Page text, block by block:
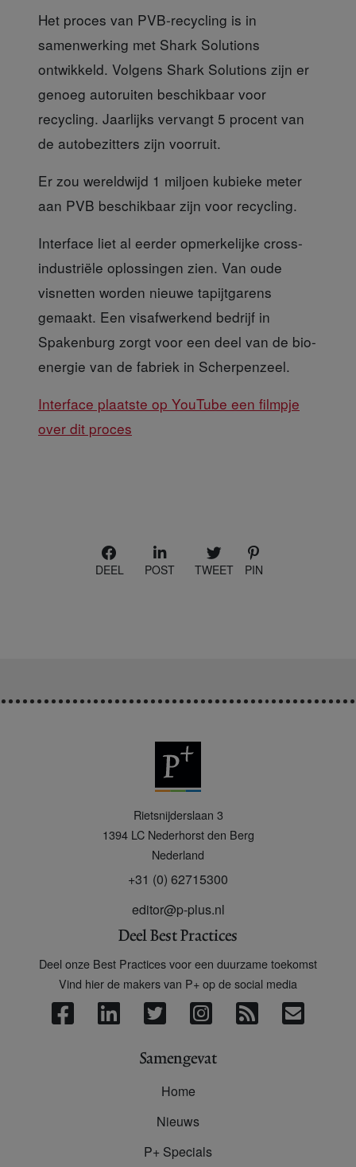
Het proces van PVB-recycling is in
samenwerking met Shark Solutions
ontwikkeld. Volgens Shark Solutions zijn er
genoeg autoruiten beschikbaar voor
recycling. Jaarlijks vervangt 5 procent van
de autobezitters zijn voorruit.
Er zou wereldwijd 1 miljoen kubieke meter
aan PVB beschikbaar zijn voor recycling.
Interface liet al eerder opmerkelijke cross-
industriële oplossingen zien. Van oude
visnetten worden nieuwe tapijtgarens
gemaakt. Een visafwerkend bedrijf in
Spakenburg zorgt voor een deel van de bio-
energie van de fabriek in Scherpenzeel.
Interface plaatste op YouTube een filmpje
over dit proces
DEEL POST TWEET PIN
Rietsnijderslaan 3
1394 LC Nederhorst den Berg
Nederland
+31 (0) 62715300
editor@p-plus.nl
Deel Best Practices
Deel onze Best Practices voor een duurzame toekomst
Vind hier de makers van P+ op de social media
Samengevat
Home
Nieuws
P+ Specials